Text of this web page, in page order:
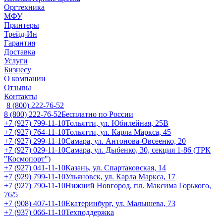
Оргтехника
МФУ
Принтеры
Трейд-Ин
Гарантия
Доставка
Услуги
Бизнесу
О компании
Отзывы
Контакты
8 (800) 222-76-52
8 (800) 222-76-52Бесплатно по России
+7 (927) 799-11-10Тольятти, ул. Юбилейная, 25В
+7 (927) 764-11-10Тольятти, ул. Карла Маркса, 45
+7 (927) 299-11-10Самара, ул. Антонова-Овсеенко, 20
+7 (927) 029-11-10Самара, ул. Дыбенко, 30, секция 1-86 (ТРК
"Космопорт")
+7 (927) 041-11-10Казань, ул. Спартаковская, 14
+7 (929) 799-11-10Ульяновск, ул. Карла Маркса, 17
+7 (927) 790-11-10Нижний Новгород, пл. Максима Горького,
76/5
+7 (908) 407-11-10Екатеринбург, ул. Малышева, 73
+7 (937) 066-11-10Техподдержка